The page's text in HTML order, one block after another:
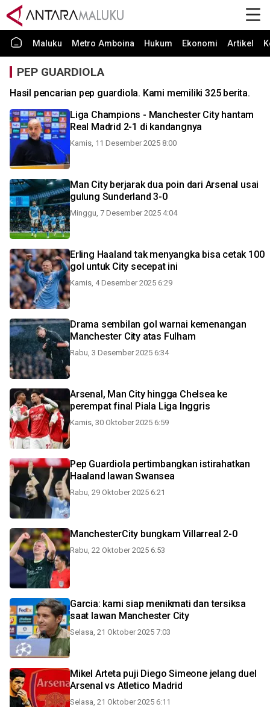
Maluku Metro Amboina Hukum Ekonomi Artikel
PEP GUARDIOLA
Hasil pencarian pep guardiola. Kami memiliki 325 berita.
Liga Champions - Manchester City hantam
Real Madrid 2-1 di kandangnya
Kamis, 11 Desember 2025 8:00
Man City berjarak dua poin dari Arsenal usai
gulung Sunderland 3-0
Minggu, 7 Desember 2025 4:04
Erling Haaland tak menyangka bisa cetak 100
gol untuk City secepat ini
Kamis, 4 Desember 2025 6:29
Drama sembilan gol warnai kemenangan
Manchester City atas Fulham
Rabu, 3 Desember 2025 6:34
Arsenal, Man City hingga Chelsea ke
perempat final Piala Liga Inggris
Kamis, 30 Oktober 2025 6:59
Pep Guardiola pertimbangkan istirahatkan
Haaland lawan Swansea
Rabu, 29 Oktober 2025 6:21
ManchesterCity bungkam Villarreal 2-0
Rabu, 22 Oktober 2025 6:53
Garcia: kami siap menikmati dan tersiksa
saat lawan Manchester City
Selasa, 21 Oktober 2025 7:03
Mikel Arteta puji Diego Simeone jelang duel
Arsenal vs Atletico Madrid
Selasa, 21 Oktober 2025 6:11